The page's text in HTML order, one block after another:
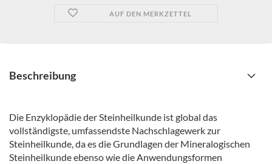
AUF DEN MERKZETTEL
Beschreibung
Die Enzyklopädie der Steinheilkunde ist global das
vollständigste, umfassendste Nachschlagewerk zur
Steinheilkunde, da es die Grundlagen der Mineralogischen
Steinheilkunde ebenso wie die Anwendungsformen